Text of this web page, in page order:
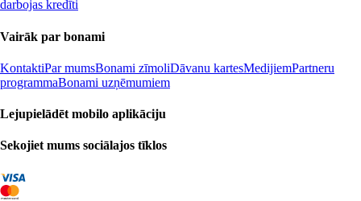
darbojas kredīti
Vairāk par bonami
KontaktiPar mumsBonami zīmoliDāvanu kartesMedijiemPartneru
programmaBonami uzņēmumiem
Lejupielādēt mobilo aplikāciju
Sekojiet mums sociālajos tīklos